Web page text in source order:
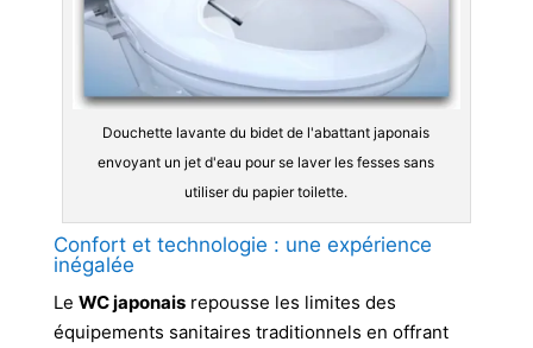
Douchette lavante du bidet de l'abattant japonais
envoyant un jet d'eau pour se laver les fesses sans
utiliser du papier toilette.
Confort et technologie : une expérience
inégalée
Le WC japonaisrepousse les limites des
équipements sanitaires traditionnels en offrant